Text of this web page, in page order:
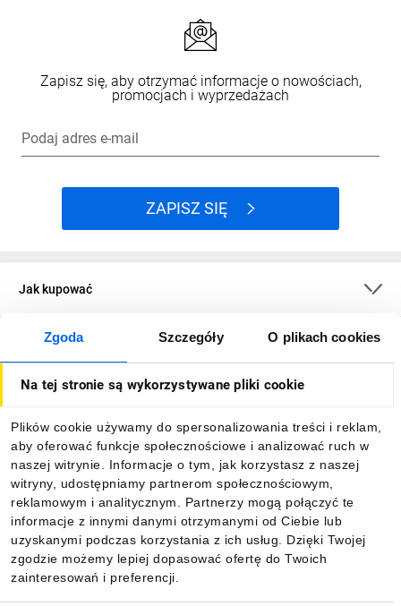
Zgoda Szczegóły O plikach cookies
Na tej stronie są wykorzystywane pliki cookie
Plików cookie używamy do spersonalizowania treści i reklam,
aby oferować funkcje społecznościowe i analizować ruch w
naszej witrynie. Informacje o tym, jak korzystasz z naszej
witryny, udostępniamy partnerom społecznościowym,
reklamowym i analitycznym. Partnerzy mogą połączyć te
informacje z innymi danymi otrzymanymi od Ciebie lub
uzyskanymi podczas korzystania z ich usług. Dzięki Twojej
zgodzie możemy lepiej dopasować ofertę do Twoich
zainteresowań i preferencji.
Zapisz się, aby otrzymać informacje o nowościach,
promocjach i wyprzedażach
Podaj adres e-mail
ZAPISZ SIĘ
Jak kupować
O firmie
Informacje
Pobierz naszą aplikację mobilną: